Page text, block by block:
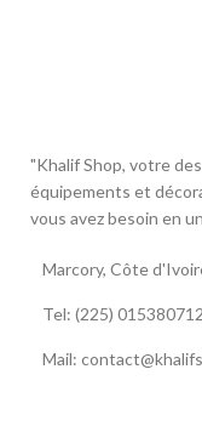
"Khalif Shop, votre
équipements et
vous avez besoin en
Marcory, Côte
Tel: (225)
Mail: